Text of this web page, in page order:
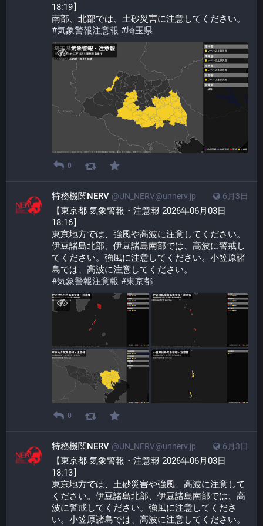
18:19】
南部、北部では、土砂災害に注意してください。
#気象警報注意報 #埼玉県
0
6月3日
特務機関NERV @UN_NERV@unnerv.jp
【東京都 気象警報・注意報 2026年06月03日
18:16】
東京地方では、強風や高波に注意してください。
伊豆諸島北部、伊豆諸島南部では、高波に警戒し
てください。強風に注意してください。小笠原諸
島では、高波に注意してください。
#気象警報注意報 #東京都
0
6月3日
特務機関NERV @UN_NERV@unnerv.jp
【東京都 気象警報・注意報 2026年06月03日
18:13】
東京地方では、土砂災害や強風、高波に注意して
ください。伊豆諸島北部、伊豆諸島南部では、高
波に警戒してください。強風に注意してくださ
い。小笠原諸島では、高波に注意してください。